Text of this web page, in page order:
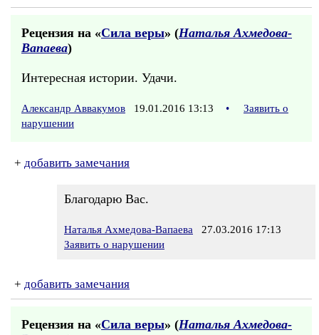
Рецензия на «Сила веры» (Наталья Ахмедова-
Вапаева)
Интересная истории. Удачи.
Александр Аввакумов 19.01.2016 13:13 •
Заявить о
нарушении
+ добавить замечания
Благодарю Вас.
Наталья Ахмедова-Вапаева 27.03.2016 17:13
Заявить о нарушении
+ добавить замечания
Рецензия на «Сила веры» (Наталья Ахмедова-